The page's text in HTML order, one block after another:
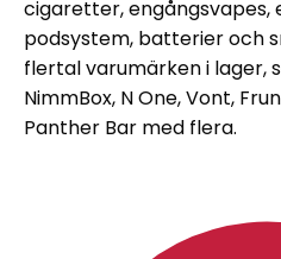
cigaretter, engångsvapes,
podsystem, batterier och
flertal varumärken i lager,
NimmBox, N One, Vont,
Panther Bar med flera.